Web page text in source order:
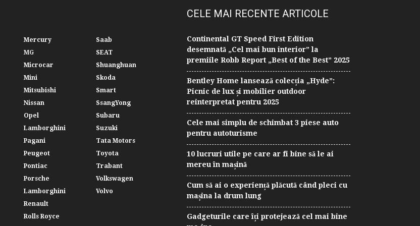
Mercury
Saab
MG
SEAT
Microcar
Shuanghuan
Mini
Skoda
Mitsubishi
Smart
Nissan
SsangYong
Opel
Subaru
Lamborghini
Suzuki
Pagani
Tata Motors
Peugeot
Toyota
Pontiac
Trabant
Porsche
Volkswagen
Lamborghini
Volvo
Renault
Rolls Royce
CELE MAI RECENTE ARTICOLE
Continental GT Speed First Edition
desemnată „Cel mai bun interior” la
premiile Robb Report „Best of the Best” 2025
Bentley Home lansează colecția „Hyde”:
Picnic de lux și mobilier outdoor
reinterpretat pentru 2025
Cele mai simplu de schimbat 3 piese auto
pentru autoturisme
10 lucruri utile pe care ar fi bine să le ai
mereu în mașină
Cum să ai o experiență plăcută când pleci cu
mașina la drum lung
Gadgeturile care îți protejează cel mai bine